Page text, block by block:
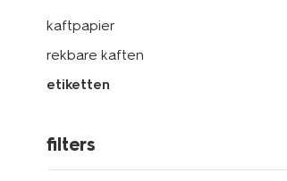
kaftpapier
rekbare kaften
etiketten
filters